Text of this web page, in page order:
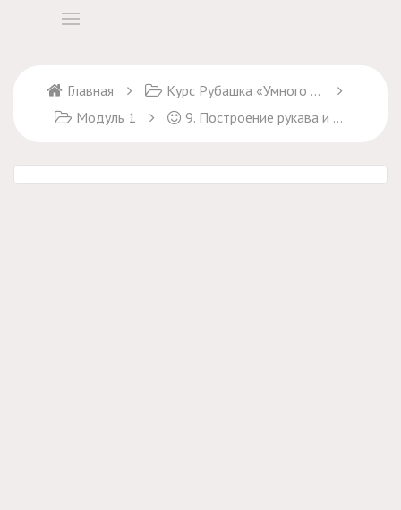
Главная
Курс Рубашка «Умного кроя» . Полный формат
Модуль 1
9. Построение рукава и манжеты мужской рубашки